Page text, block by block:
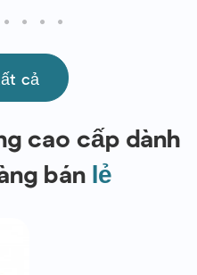
cả
cao cấp dành
bán lẻ